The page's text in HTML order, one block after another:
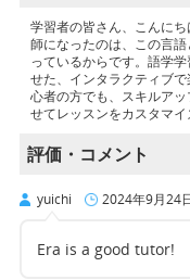
学習者の皆さん、こんに
師になったのは、この言
っているからです。語学
せた、インタラクティブ
心者の方でも、スキルア
せてレッスンをカスタマイ
評価・コメント
yuichi 2024年9月24
Era is a good tutor!